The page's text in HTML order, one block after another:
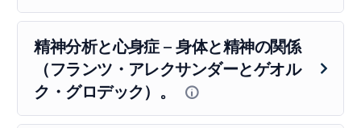
精神分析と心身症 – 身体と精神の関係
（フランツ・アレクサンダーとゲオル
ク・グロデック）。